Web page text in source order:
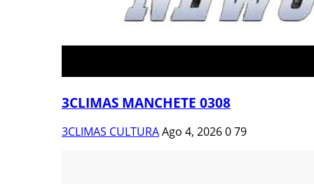
3CLIMAS MANCHETE 0308
3CLIMAS CULTURAAgo 4, 2026079